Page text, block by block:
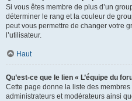
Si vous êtes membre de plus d’un
déterminer le rang et la couleur de
peut vous permettre de changer votre
l’utilisateur.
Haut
Qu’est-ce que le lien « L’équipe du
Cette page donne la liste des
administrateurs et modérateurs ainsi